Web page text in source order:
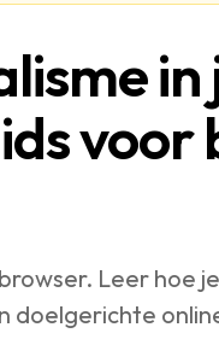
in
voor
Leer hoe
doelgerichte